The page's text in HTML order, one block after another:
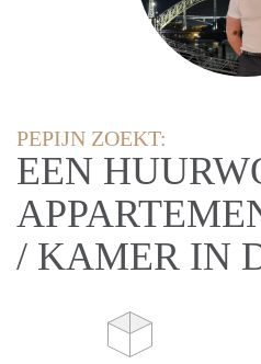
PEPIJN ZOEKT:
EEN
/ KAMER IN